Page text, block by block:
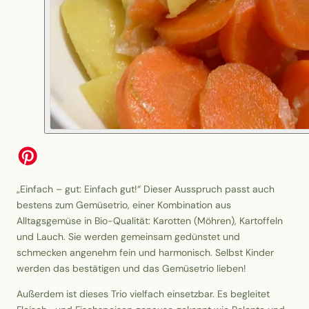
„Einfach – gut: Einfach gut!“ Dieser Ausspruch passt auch
bestens zum Gemüsetrio, einer Kombination aus
Alltagsgemüse in Bio-Qualität: Karotten (Möhren), Kartoffeln
und Lauch. Sie werden gemeinsam gedünstet und
schmecken angenehm fein und harmonisch. Selbst Kinder
werden das bestätigen und das Gemüsetrio lieben!
Außerdem ist dieses Trio vielfach einsetzbar. Es begleitet